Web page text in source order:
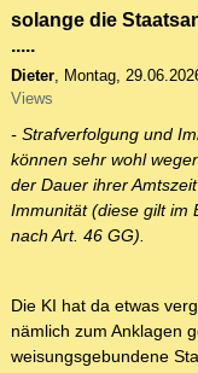
solange die
.....
Dieter, Montag,
Views
- Strafverfolgung und
können sehr wohl
der Dauer ihrer
Immunität (diese gilt im
nach Art. 46 GG).
Die KI hat da etwas
nämlich zum Anklagen
weisungsgebundene